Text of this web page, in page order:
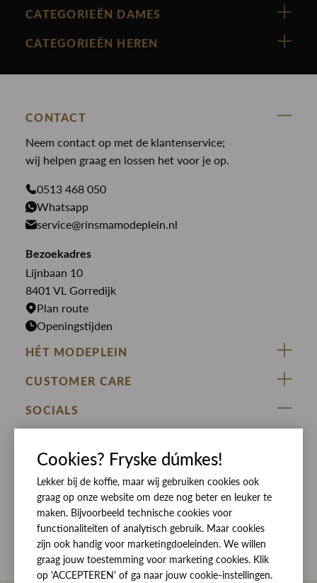
Vanguard
Cast Iron
Paul en Shark
Genti
PME Legend
Butcher of Blue
Bekijk alle merken >
CATEGORIEËN DAMES
Nieuw binnen
Blouses
Broeken
Gilets
Jassen
Jeans
Jumpsuits
Jurken
Rokken
CATEGORIEËN HEREN
Broeken
Colberts
Giftcards
Jassen
Overhemden
T-shirts
CONTACT
Neem contact op met de klantenservice;
wij helpen graag en lossen het voor je op.
0513 468 050
Whatsapp
service@rinsmamodeplein.nl
Bezoekadres
Lijnbaan 10
8401 VL Gorredijk
Plan route
Openingstijden
HÉT MODEPLEIN
ZIJ VAN RINSMA
DE HEEREN VAN RINSMA
RINSMA.CONCEPTS
Eten en drinken
Openingstijden
Werken bij RINSMA
CUSTOMER CARE
Veelgestelde vragen
Retourneren & Ruilen
Betaalmethoden
Bezorgen
Contact
Reviews
SOCIALS
Cookies? Fryske dúmkes!
Lekker bij de koffie, maar wij gebruiken cookies ook
graag op onze website om deze nog beter en leuker te
maken. Bijvoorbeeld technische cookies voor
functionaliteiten of analytisch gebruik. Maar cookies
zijn ook handig voor marketingdoeleinden. We willen
graag jouw toestemming voor marketing cookies. Klik
op 'ACCEPTEREN' of ga naar jouw cookie-instellingen.